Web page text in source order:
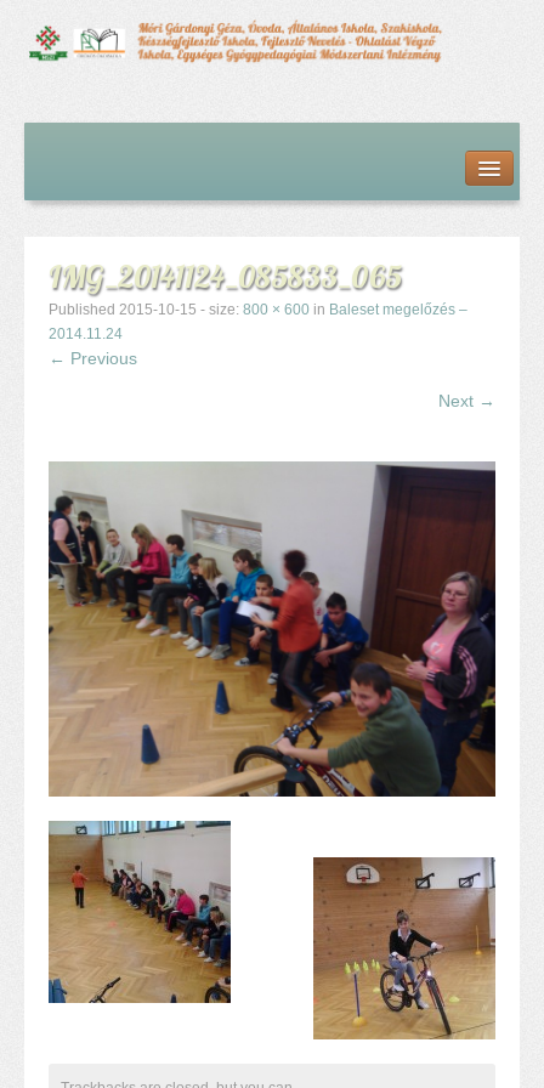
Hírfolyam
Alapdokumentumok
Intézményvezetői megbízás dokumentumai
Órarendek (2025/26. tanév)
Szakképzés
Diákigazolvány
Középfokú beiskolázás a 2026-2027-ös tanévben
Középfokú eredmények
Alapítvány
Pedagógiai szakmai ellenőrzés
Gyermek- és ifjúságvédelem
Étlap
Projektjeink
Digitális témahét 2016
EFOP-3.1.6
Közlekedés biztonsági pályázat
TÁMOP-3.1.4-12/2
Projektbeszámolók
Egészségnap
Informatika Szakkör
Konfliktuskezelés
Mindennapos testnevelés
IMG_20141124_085833_065
Published 2015-10-15 - size: 800 × 600 in Baleset megelőzés –
2014.11.24
← Previous
Next →